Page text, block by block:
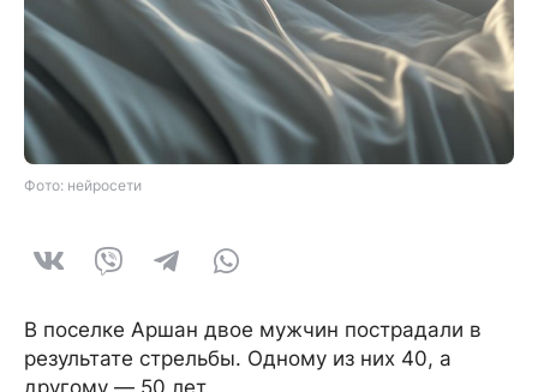
Фото: нейросети
В поселке Аршан двое мужчин пострадали в
результате стрельбы. Одному из них 40, а